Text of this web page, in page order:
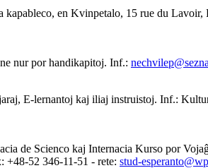
kapableco, en Kvinpetalo, 15 rue du
nur por handikapitoj. Inf.:
E-lernantoj kaj iliaj instruistoj. Inf.:
de Scienco kaj Internacia Kurso por
+48-52 346-11-51 - rete: stud-